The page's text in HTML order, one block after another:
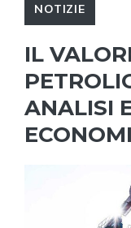
NOTIZIE
IL
ANALISI